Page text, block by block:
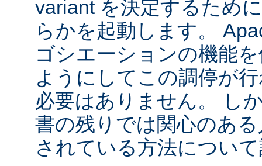
variant を決定するため
らかを起動します。
ゴシエーションの機能
ようにしてこの調停が
必要はありません。 し
書の残りでは関心のあ
されている方法につい